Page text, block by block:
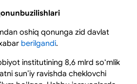
oshiq qonunga zid davlat
berilgandi.
institutining 8,6 mlrd soʻmlik
sunʼiy ravishda cheklovchi